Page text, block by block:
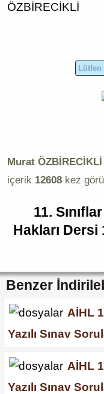
ÖZBİRECİKLİ
Murat ÖZBİRECİKLİ
içerik 12608 kez
11.
Hakları Dersi
Benzer
AİHL
Yazılı Sınav
AİHL
Yazılı Sınav